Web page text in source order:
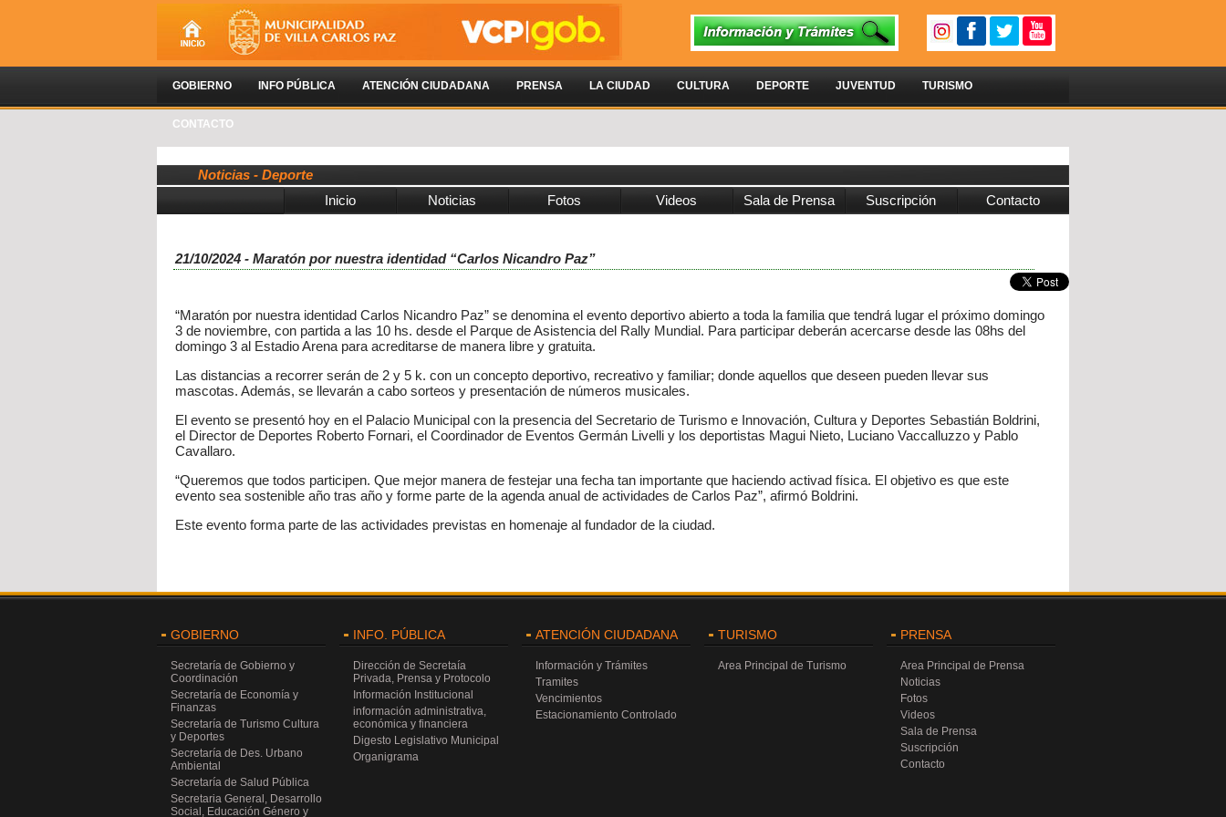
GOBIERNO INFO PÚBLICA ATENCIÓN CIUDADANA PRENSA LA CIUDAD CULTURA DEPORTE JUVENTUD TURISMO
CONTACTO
Noticias - Deporte
Inicio
Noticias Fotos Videos Sala de Prensa Suscripción Contacto
21/10/2024 - Maratón por nuestra identidad “Carlos Nicandro Paz”
“Maratón por nuestra identidad Carlos Nicandro Paz” se denomina el evento deportivo abierto a toda la familia que tendrá lugar el próximo domingo
3 de noviembre, con partida a las 10 hs. desde el Parque de Asistencia del Rally Mundial. Para participar deberán acercarse desde las 08hs del
domingo 3 al Estadio Arena para acreditarse de manera libre y gratuita.
Las distancias a recorrer serán de 2 y 5 k. con un concepto deportivo, recreativo y familiar; donde aquellos que deseen pueden llevar sus
mascotas. Además, se llevarán a cabo sorteos y presentación de números musicales.
El evento se presentó hoy en el Palacio Municipal con la presencia del Secretario de Turismo e Innovación, Cultura y Deportes Sebastián Boldrini,
el Director de Deportes Roberto Fornari, el Coordinador de Eventos Germán Livelli y los deportistas Magui Nieto, Luciano Vaccalluzzo y Pablo
Cavallaro.
“Queremos que todos participen. Que mejor manera de festejar una fecha tan importante que haciendo activad física. El objetivo es que este
evento sea sostenible año tras año y forme parte de la agenda anual de actividades de Carlos Paz”, afirmó Boldrini.
Este evento forma parte de las actividades previstas en homenaje al fundador de la ciudad.
GOBIERNO
Secretaría de Gobierno y
Coordinación
Secretaría de Economía y
Finanzas
Secretaría de Turismo Cultura
y Deportes
Secretaría de Des. Urbano
Ambiental
Secretaría de Salud Pública
Secretaria General, Desarrollo
Social, Educación Género y
INFO. PÚBLICA
Dirección de Secretaía
Privada, Prensa y Protocolo
Información Institucional
información administrativa,
económica y financiera
Digesto Legislativo Municipal
Organigrama
ATENCIÓN CIUDADANA
Información y Trámites
Tramites
Vencimientos
Estacionamiento Controlado
TURISMO
Area Principal de Turismo
PRENSA
Area Principal de Prensa
Noticias
Fotos
Videos
Sala de Prensa
Suscripción
Contacto